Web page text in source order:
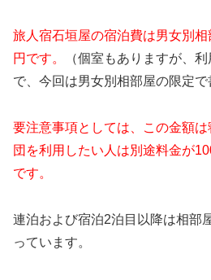
旅人宿石垣屋の宿泊費は男女別
円です。
（個室もありますが、
で、今回は男女別相部屋の限定で
要注意事項としては、この金額
団を利用したい人は別途料金が
です。
連泊および宿泊2泊目以降は相部
っています。